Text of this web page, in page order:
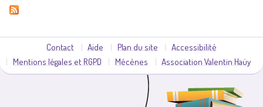
e
s
Contact Aide Plan du site
Accessibilité
Mentions légales et RGPD
Mécènes Association Valentin Haüy